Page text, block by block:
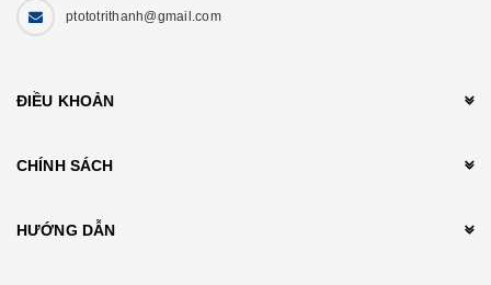
ptototrithanh@gmail.com
ĐIỀU KHOẢN
CHÍNH SÁCH
HƯỚNG DẪN